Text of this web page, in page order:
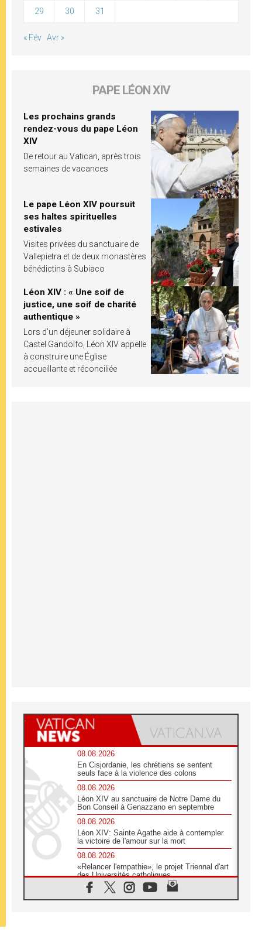
29 30 31
« Fév Avr »
PAPE LÉON XIV
Les prochains grands
rendez-vous du pape Léon
XIV
De retour au Vatican, après trois
semaines de vacances
Le pape Léon XIV poursuit
ses haltes spirituelles
estivales
Visites privées du sanctuaire de
Vallepietra et de deux monastères
bénédictins à Subiaco
Léon XIV : « Une soif de
justice, une soif de charité
authentique »
Lors d’un déjeuner solidaire à
Castel Gandolfo, Léon XIV appelle
à construire une Église
accueillante et réconciliée
08.08.2026
En Cisjordanie, les chrétiens se sentent
seuls face à la violence des colons
08.08.2026
Léon XIV au sanctuaire de Notre Dame du
Bon Conseil à Genazzano en septembre
08.08.2026
Léon XIV: Sainte Agathe aide à contempler
la victoire de l'amour sur la mort
08.08.2026
«Relancer l'empathie», le projet Triennal d'art
des Universités catholiques
08.08.2026
Signis 2026, donner la parole aux religieuses